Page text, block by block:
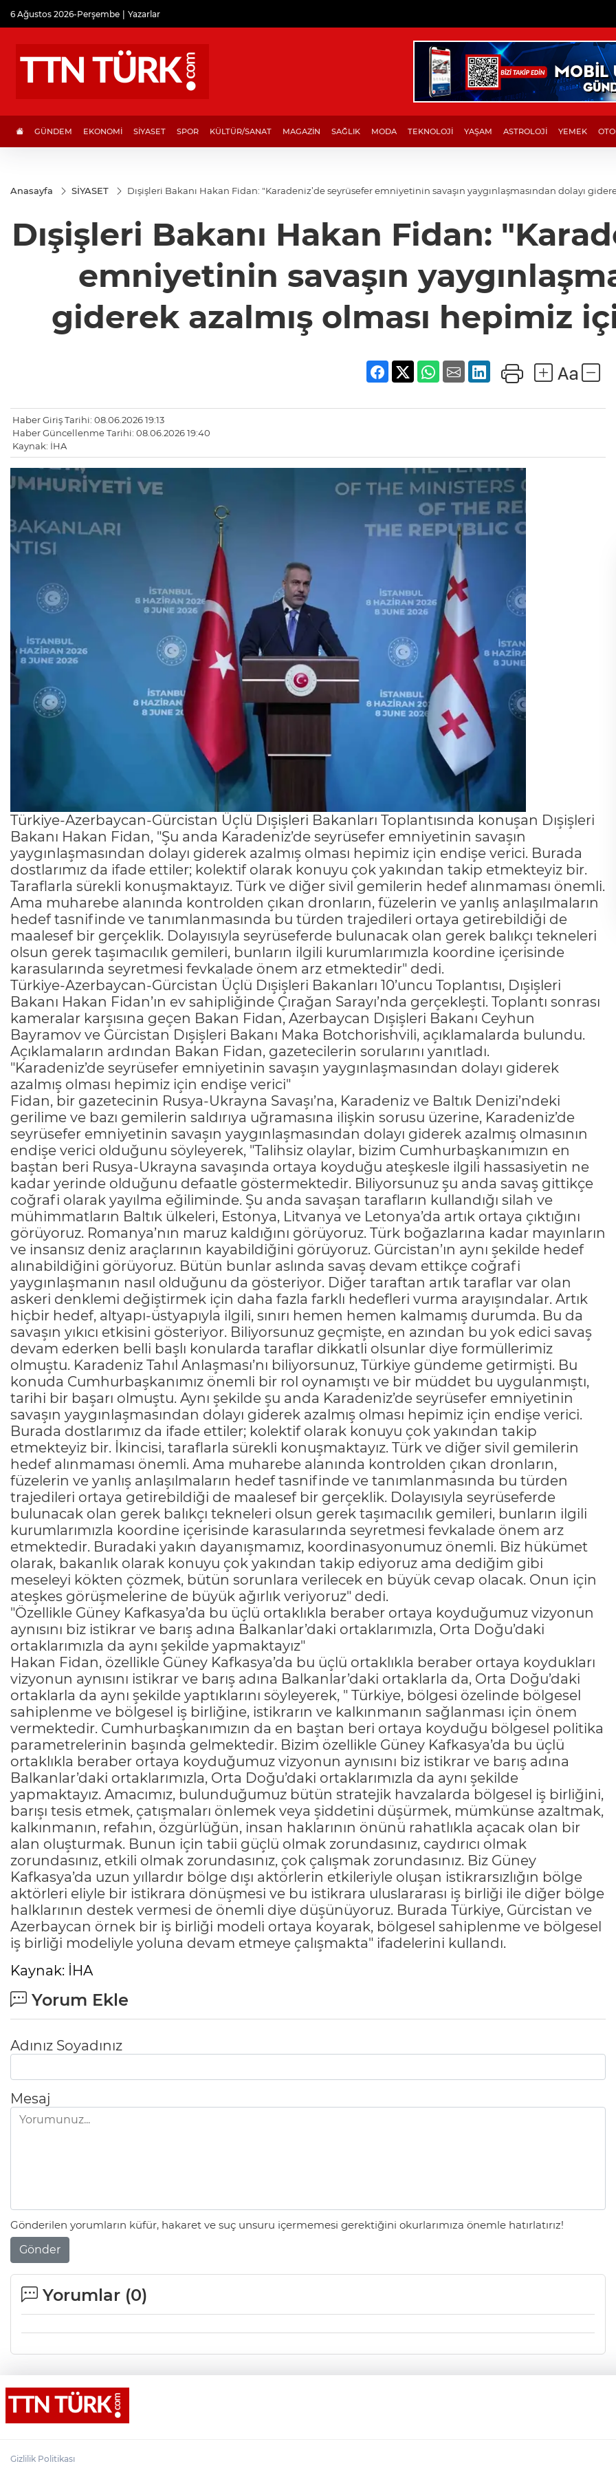
6 Ağustos 2026-Perşembe Yazarlar
GÜNDEM EKONOMİ SİYASET SPOR KÜLTÜR/SANAT MAGAZİN SAĞLIK MODA TEKNOLOJİ YAŞAM ASTROLOJİ YEMEK
Anasayfa SİYASET Dışişleri Bakanı Hakan Fidan: "Karadeniz’de seyrüsefer emniyetinin savaşın yaygınlaşmasından dolayı
Dışişleri Bakanı Hakan Fidan:
emniyetinin savaşın
giderek azalmış olması hepimiz
Haber Giriş Tarihi: 08.06.2026 19:13
Haber Güncellenme Tarihi: 08.06.2026 19:40
Kaynak: İHA
Türkiye-Azerbaycan-Gürcistan Üçlü Dışişleri Bakanları Toplantısında konuşan Dışişleri
Bakanı Hakan Fidan, "Şu anda Karadeniz’de seyrüsefer emniyetinin savaşın
yaygınlaşmasından dolayı giderek azalmış olması hepimiz için endişe verici. Burada
dostlarımız da ifade ettiler; kolektif olarak konuyu çok yakından takip etmekteyiz bir.
Taraflarla sürekli konuşmaktayız. Türk ve diğer sivil gemilerin hedef alınmaması önemli.
Ama muharebe alanında kontrolden çıkan dronların, füzelerin ve yanlış anlaşılmaların
hedef tasnifinde ve tanımlanmasında bu türden trajedileri ortaya getirebildiği de
maalesef bir gerçeklik. Dolayısıyla seyrüseferde bulunacak olan gerek balıkçı tekneleri
olsun gerek taşımacılık gemileri, bunların ilgili kurumlarımızla koordine içerisinde
karasularında seyretmesi fevkalade önem arz etmektedir" dedi.
Türkiye-Azerbaycan-Gürcistan Üçlü Dışişleri Bakanları 10’uncu Toplantısı, Dışişleri
Bakanı Hakan Fidan’ın ev sahipliğinde Çırağan Sarayı’nda gerçekleşti. Toplantı sonrası
kameralar karşısına geçen Bakan Fidan, Azerbaycan Dışişleri Bakanı Ceyhun
Bayramov ve Gürcistan Dışişleri Bakanı Maka Botchorishvili, açıklamalarda bulundu.
Açıklamaların ardından Bakan Fidan, gazetecilerin sorularını yanıtladı.
"Karadeniz’de seyrüsefer emniyetinin savaşın yaygınlaşmasından dolayı giderek
azalmış olması hepimiz için endişe verici"
Fidan, bir gazetecinin Rusya-Ukrayna Savaşı’na, Karadeniz ve Baltık Denizi’ndeki
gerilime ve bazı gemilerin saldırıya uğramasına ilişkin sorusu üzerine, Karadeniz’de
seyrüsefer emniyetinin savaşın yaygınlaşmasından dolayı giderek azalmış olmasının
endişe verici olduğunu söyleyerek, "Talihsiz olaylar, bizim Cumhurbaşkanımızın en
baştan beri Rusya-Ukrayna savaşında ortaya koyduğu ateşkesle ilgili hassasiyetin ne
kadar yerinde olduğunu defaatle göstermektedir. Biliyorsunuz şu anda savaş gittikçe
coğrafi olarak yayılma eğiliminde. Şu anda savaşan tarafların kullandığı silah ve
mühimmatların Baltık ülkeleri, Estonya, Litvanya ve Letonya’da artık ortaya çıktığını
görüyoruz. Romanya’nın maruz kaldığını görüyoruz. Türk boğazlarına kadar mayınların
ve insansız deniz araçlarının kayabildiğini görüyoruz. Gürcistan’ın aynı şekilde hedef
alınabildiğini görüyoruz. Bütün bunlar aslında savaş devam ettikçe coğrafi
yaygınlaşmanın nasıl olduğunu da gösteriyor. Diğer taraftan artık taraflar var olan
askeri denklemi değiştirmek için daha fazla farklı hedefleri vurma arayışındalar. Artık
hiçbir hedef, altyapı-üstyapıyla ilgili, sınırı hemen hemen kalmamış durumda. Bu da
savaşın yıkıcı etkisini gösteriyor. Biliyorsunuz geçmişte, en azından bu yok edici savaş
devam ederken belli başlı konularda taraflar dikkatli olsunlar diye formüllerimiz
olmuştu. Karadeniz Tahıl Anlaşması’nı biliyorsunuz, Türkiye gündeme getirmişti. Bu
konuda Cumhurbaşkanımız önemli bir rol oynamıştı ve bir müddet bu uygulanmıştı,
tarihi bir başarı olmuştu. Aynı şekilde şu anda Karadeniz’de seyrüsefer emniyetinin
savaşın yaygınlaşmasından dolayı giderek azalmış olması hepimiz için endişe verici.
Burada dostlarımız da ifade ettiler; kolektif olarak konuyu çok yakından takip
etmekteyiz bir. İkincisi, taraflarla sürekli konuşmaktayız. Türk ve diğer sivil gemilerin
hedef alınmaması önemli. Ama muharebe alanında kontrolden çıkan dronların,
füzelerin ve yanlış anlaşılmaların hedef tasnifinde ve tanımlanmasında bu türden
trajedileri ortaya getirebildiği de maalesef bir gerçeklik. Dolayısıyla seyrüseferde
bulunacak olan gerek balıkçı tekneleri olsun gerek taşımacılık gemileri, bunların ilgili
kurumlarımızla koordine içerisinde karasularında seyretmesi fevkalade önem arz
etmektedir. Buradaki yakın dayanışmamız, koordinasyonumuz önemli. Biz hükümet
olarak, bakanlık olarak konuyu çok yakından takip ediyoruz ama dediğim gibi
meseleyi kökten çözmek, bütün sorunlara verilecek en büyük cevap olacak. Onun için
ateşkes görüşmelerine de büyük ağırlık veriyoruz" dedi.
"Özellikle Güney Kafkasya’da bu üçlü ortaklıkla beraber ortaya koyduğumuz vizyonun
aynısını biz istikrar ve barış adına Balkanlar’daki ortaklarımızla, Orta Doğu’daki
ortaklarımızla da aynı şekilde yapmaktayız"
Hakan Fidan, özellikle Güney Kafkasya’da bu üçlü ortaklıkla beraber ortaya koydukları
vizyonun aynısını istikrar ve barış adına Balkanlar’daki ortaklarla da, Orta Doğu’daki
ortaklarla da aynı şekilde yaptıklarını söyleyerek, " Türkiye, bölgesi özelinde bölgesel
sahiplenme ve bölgesel iş birliğine, istikrarın ve kalkınmanın sağlanması için önem
vermektedir. Cumhurbaşkanımızın da en baştan beri ortaya koyduğu bölgesel politika
parametrelerinin başında gelmektedir. Bizim özellikle Güney Kafkasya’da bu üçlü
ortaklıkla beraber ortaya koyduğumuz vizyonun aynısını biz istikrar ve barış adına
Balkanlar’daki ortaklarımızla, Orta Doğu’daki ortaklarımızla da aynı şekilde
yapmaktayız. Amacımız, bulunduğumuz bütün stratejik havzalarda bölgesel iş birliğini,
barışı tesis etmek, çatışmaları önlemek veya şiddetini düşürmek, mümkünse azaltmak,
kalkınmanın, refahın, özgürlüğün, insan haklarının önünü rahatlıkla açacak olan bir
alan oluşturmak. Bunun için tabii güçlü olmak zorundasınız, caydırıcı olmak
zorundasınız, etkili olmak zorundasınız, çok çalışmak zorundasınız. Biz Güney
Kafkasya’da uzun yıllardır bölge dışı aktörlerin etkileriyle oluşan istikrarsızlığın bölge
aktörleri eliyle bir istikrara dönüşmesi ve bu istikrara uluslararası iş birliği ile diğer bölge
halklarının destek vermesi de önemli diye düşünüyoruz. Burada Türkiye, Gürcistan ve
Azerbaycan örnek bir iş birliği modeli ortaya koyarak, bölgesel sahiplenme ve bölgesel
iş birliği modeliyle yoluna devam etmeye çalışmakta" ifadelerini kullandı.
Kaynak: İHA
Yorum Ekle
Adınız Soyadınız
Mesaj
Gönderilen yorumların küfür, hakaret ve suç unsuru içermemesi gerektiğini okurlarımıza önemle hatırlatırız!
Gönder
Yorumlar (0)
Gizlilik Politikası